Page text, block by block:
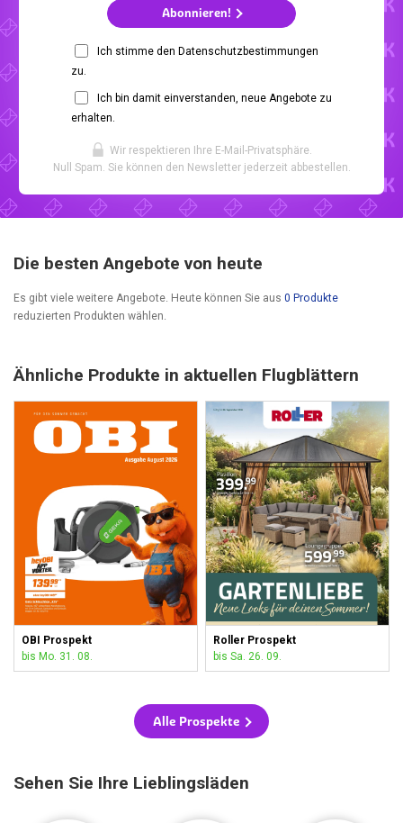
Abonnieren!
Ich stimme den Datenschutzbestimmungen
zu.
Ich bin damit einverstanden, neue Angebote zu
erhalten.
Wir respektieren Ihre E-Mail-Privatsphäre.
Null Spam. Sie können den Newsletter jederzeit abbestellen.
Die besten Angebote von heute
Es gibt viele weitere Angebote. Heute können Sie aus 0 Produkte
reduzierten Produkten wählen.
Ähnliche Produkte in aktuellen Flugblättern
OBI Prospekt
bis Mo. 31. 08.
Roller Prospekt
bis Sa. 26. 09.
Alle Prospekte
Sehen Sie Ihre Lieblingsläden